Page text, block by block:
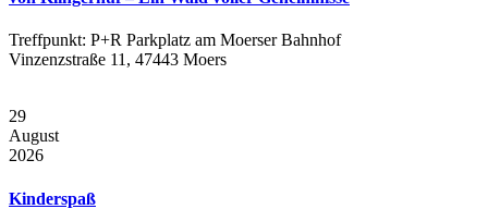
Treffpunkt: P+R Parkplatz am Moerser Bahnhof
Vinzenzstraße 11, 47443 Moers
29
August
2026
Kinderspaß